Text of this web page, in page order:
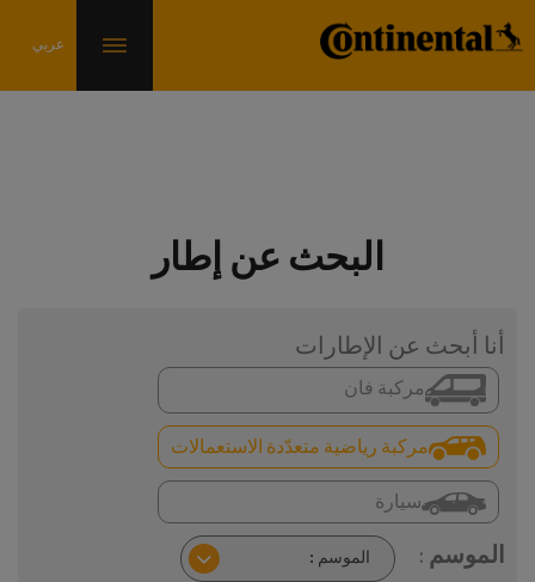
البحث عن إطار
أنا أبحث عن الإطارات
سيارة
مركبة رياضية متعدّدة الاستعمالات
مركبة فان
الموسم :